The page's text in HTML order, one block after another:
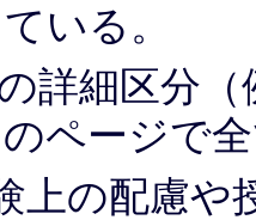
いる。
詳細区分（
ページで
の配慮や